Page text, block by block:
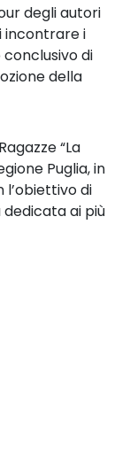
degli autori
incontrare i
di
della
“La
Puglia, in
l’obiettivo di
ai più